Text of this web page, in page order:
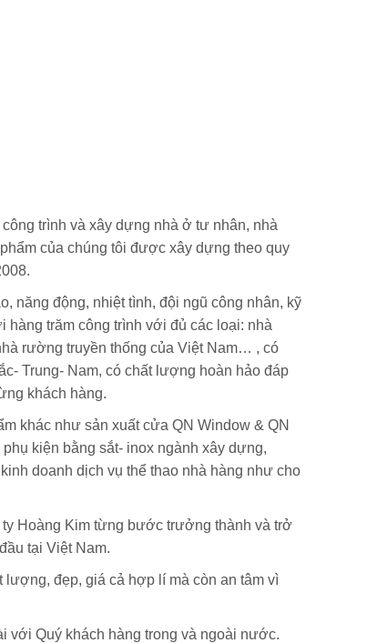
trình và xây dựng nhà ở tư nhân, nhà
của chúng tôi được xây dựng theo quy
năng động, nhiệt tình, đội ngũ công nhân, kỹ
trăm công trình với đủ các loại: nhà
rường truyền thống của Việt Nam… , có
Trung- Nam, có chất lượng hoàn hảo đáp
khách hàng.
khác như sản xuất cửa QN Window & QN
kiện bằng sắt- inox ngành xây dựng,
doanh dịch vụ thể thao nhà hàng như cho
Hoàng Kim từng bước trưởng thành và trở
tại Việt Nam.
đẹp, giá cả hợp lí mà còn an tâm vì
với Quý khách hàng trong và ngoài nước.